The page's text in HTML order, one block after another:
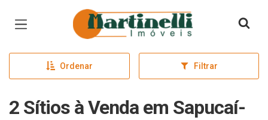
Página inicial
Ordenar Filtrar
2 Sítios à Venda em Sapucaí-